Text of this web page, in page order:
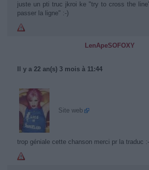
juste un pti truc jkroi ke "try to cross the
passer la ligne" :-)
LenApeSOFOXY
Il y a 22 an(s) 3 mois à 11:44
Site web
trop géniale cette chanson merci pr la traduc